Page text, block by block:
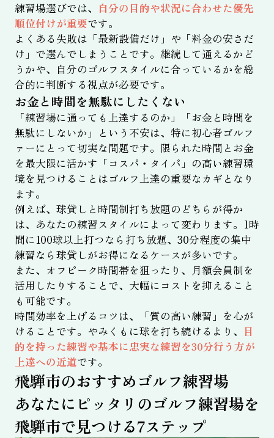
練習場選びでは、 自分の目的や状況に合わせた優先
順位付けが重要です。
よくある失敗は「最新設備だけ」や「料金の安さだ
け」で選んでしまうことです。継続して通えるかど
うかや、自分のゴルフスタイルに合っているかを総
合的に判断する視点が必要です。
お金と時間を無駄にしたくない
「練習場に通っても上達するのか」「お金と時間を
無駄にしないか」という不安は、特に初心者ゴルフ
ァーにとって切実な問題です。限られた時間とお金
を最大限に活かす「コスパ・タイパ」の高い練習環
境を見つけることはゴルフ上達の重要なカギとなり
ます。
例えば、球貸しと時間制打ち放題のどちらが得か
は、あなたの練習スタイルによって変わります。1時
間に100球以上打つなら打ち放題、30分程度の集中
練習なら球貸しがお得になるケースが多いです。
また、オフピーク時間帯を狙ったり、月額会員制を
活用したりすることで、大幅にコストを抑えること
も可能です。
時間効率を上げるコツは、「質の高い練習」を心が
けることです。やみくもに球を打ち続けるより、 目
的を持った練習や基本に忠実な練習を30分行う方が
上達への近道です。
飛騨市のおすすめゴルフ練習場
あなたにピッタリのゴルフ練習場を
飛騨市で見つける7ステップ